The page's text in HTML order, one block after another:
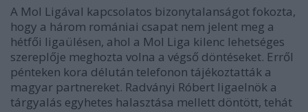
A Mol Ligával kapcsolatos bizonytalanságot fokozta,
hogy a három romániai csapat nem jelent meg a
hétfői ligaülésen, ahol a Mol Liga kilenc lehetséges
szereplője meghozta volna a végső döntéseket. Erről
pénteken kora délután telefonon tájékoztatták a
magyar partnereket. Radványi Róbert ligaelnök a
tárgyalás egyhetes halasztása mellett döntött, tehát